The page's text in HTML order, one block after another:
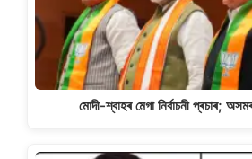
মোদী-শ্বাহৰ মেগা নিৰ্বাচনী প্ৰচাৰ;